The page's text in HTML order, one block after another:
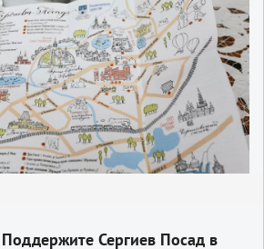
Сергиев Посад в